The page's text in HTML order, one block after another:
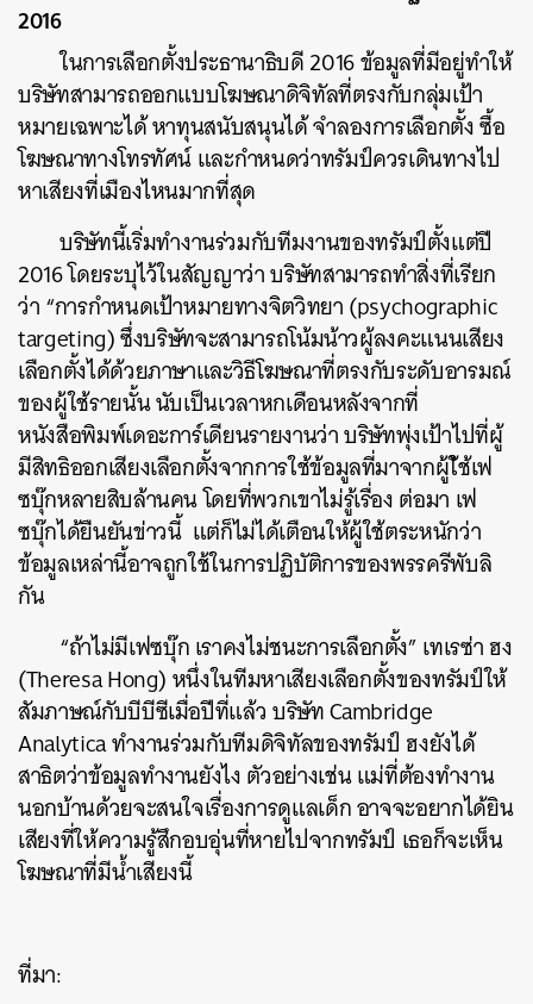
2016
ในการเลือกตั้งประธานาธิบดี 2016 ข้อมูลที่มีอยู่ทำให้
บริษัทสามารถออกแบบโฆษณาดิจิทัลที่ตรงกับกลุ่มเป้า
หมายเฉพาะได้ หาทุนสนับสนุนได้ จำลองการเลือกตั้ง ซื้อ
โฆษณาทางโทรทัศน์ และกำหนดว่าทรัมป์ควรเดินทางไป
หาเสียงที่เมืองไหนมากที่สุด
บริษัทนี้เริ่มทำงานร่วมกับทีมงานของทรัมป์ตั้งแต่ปี
2016 โดยระบุไว้ในสัญญาว่า บริษัทสามารถทำสิ่งที่เรียก
ว่า “การกำหนดเป้าหมายทางจิตวิทยา (psychographic
targeting) ซึ่งบริษัทจะสามารถโน้มน้าวผู้ลงคะแนนเสียง
เลือกตั้งได้ด้วยภาษาและวิธีโฆษณาที่ตรงกับระดับอารมณ์
ของผู้ใช้รายนั้น นับเป็นเวลาหกเดือนหลังจากที่
หนังสือพิมพ์เดอะการ์เดียนรายงานว่า บริษัทพุ่งเป้าไปที่ผู้
มีสิทธิออกเสียงเลือกตั้งจากการใช้ข้อมูลที่มาจากผู้ใ้ช้เฟ
ซบุ๊กหลายสิบล้านคน โดยที่พวกเขาไม่รู้เรื่อง ต่อมา เฟ
ซบุ๊กได้ยืนยันข่าวนี้ แต่ก็ไม่ได้เตือนให้ผู้ใช้ตระหนักว่า
ข้อมูลเหล่านี้อาจถูกใช้ในการปฏิบัติการของพรรครีพับลิ
กัน
“ถ้าไม่มีเฟซบุ๊ก เราคงไม่ชนะการเลือกตั้ง” เทเรซ่า ฮง
(Theresa Hong) หนึ่งในทีมหาเสียงเลือกตั้งของทรัมป์ให้
สัมภาษณ์กับบีบีซีเมื่อปีที่แล้ว บริษัท Cambridge
Analytica ทำงานร่วมกับทีมดิจิทัลของทรัมป์ ฮงยังได้
สาธิตว่าข้อมูลทำงานยังไง ตัวอย่างเช่น แม่ที่ต้องทำงาน
นอกบ้านด้วยจะสนใจเรื่องการดูแลเด็ก อาจจะอยากได้ยิน
เสียงที่ให้ความรู้สึกอบอุ่นที่หายไปจากทรัมป์ เธอก็จะเห็น
โฆษณาที่มีน้ำเสียงนี้
ที่มา: